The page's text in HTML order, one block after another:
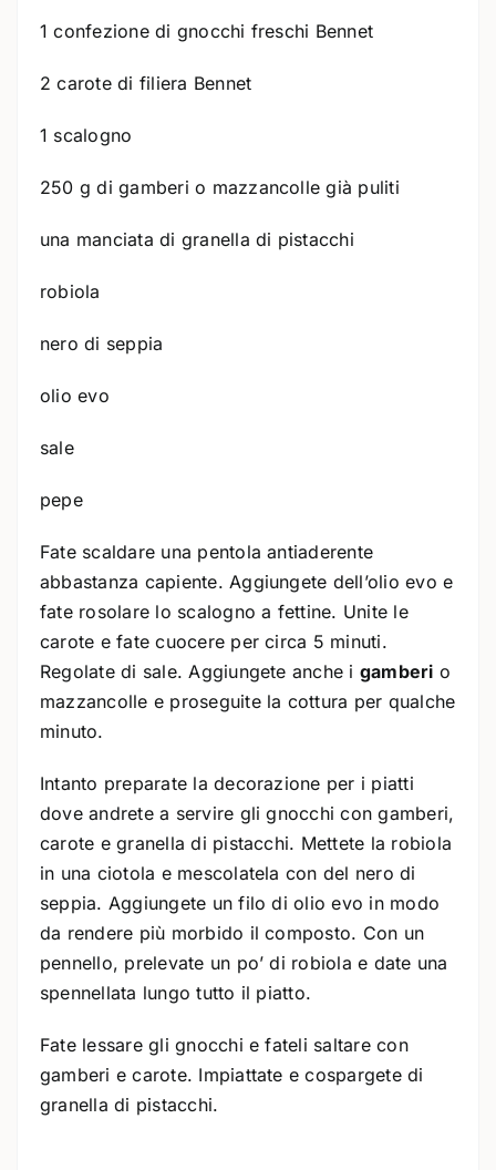
1 confezione di gnocchi freschi Bennet
2 carote di filiera Bennet
1 scalogno
250 g di gamberi o mazzancolle già puliti
una manciata di granella di pistacchi
robiola
nero di seppia
olio evo
sale
pepe
Fate scaldare una pentola antiaderente
abbastanza capiente. Aggiungete dell’olio evo e
fate rosolare lo scalogno a fettine. Unite le
carote e fate cuocere per circa 5 minuti.
Regolate di sale. Aggiungete anche i gamberi o
mazzancolle e proseguite la cottura per qualche
minuto.
Intanto preparate la decorazione per i piatti
dove andrete a servire gli gnocchi con gamberi,
carote e granella di pistacchi. Mettete la robiola
in una ciotola e mescolatela con del nero di
seppia. Aggiungete un filo di olio evo in modo
da rendere più morbido il composto. Con un
pennello, prelevate un po’ di robiola e date una
spennellata lungo tutto il piatto.
Fate lessare gli gnocchi e fateli saltare con
gamberi e carote. Impiattate e cospargete di
granella di pistacchi.